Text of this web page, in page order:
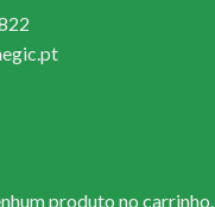
produto no carrinho.